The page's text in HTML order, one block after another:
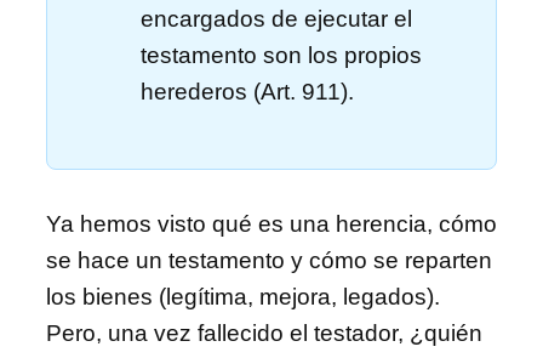
encargados de ejecutar el
testamento son los propios
herederos (Art. 911).
Ya hemos visto qué es una herencia, cómo
se hace un testamento y cómo se reparten
los bienes (legítima, mejora, legados).
Pero, una vez fallecido el testador, ¿quién